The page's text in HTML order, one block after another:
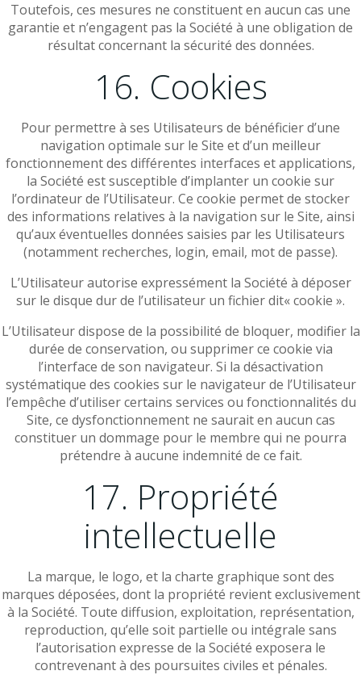
Toutefois, ces mesures ne constituent en aucun cas une
garantie et n’engagent pas la Société à une obligation de
résultat concernant la sécurité des données.
16. Cookies
Pour permettre à ses Utilisateurs de bénéficier d’une
navigation optimale sur le Site et d’un meilleur
fonctionnement des différentes interfaces et applications,
la Société est susceptible d’implanter un cookie sur
l’ordinateur de l’Utilisateur. Ce cookie permet de stocker
des informations relatives à la navigation sur le Site, ainsi
qu’aux éventuelles données saisies par les Utilisateurs
(notamment recherches, login, email, mot de passe).
L’Utilisateur autorise expressément la Société à déposer
sur le disque dur de l’utilisateur un fichier dit« cookie ».
L’Utilisateur dispose de la possibilité de bloquer, modifier la
durée de conservation, ou supprimer ce cookie via
l’interface de son navigateur. Si la désactivation
systématique des cookies sur le navigateur de l’Utilisateur
l’empêche d’utiliser certains services ou fonctionnalités du
Site, ce dysfonctionnement ne saurait en aucun cas
constituer un dommage pour le membre qui ne pourra
prétendre à aucune indemnité de ce fait.
17. Propriété
intellectuelle
La marque, le logo, et la charte graphique sont des
marques déposées, dont la propriété revient exclusivement
à la Société. Toute diffusion, exploitation, représentation,
reproduction, qu’elle soit partielle ou intégrale sans
l’autorisation expresse de la Société exposera le
contrevenant à des poursuites civiles et pénales.